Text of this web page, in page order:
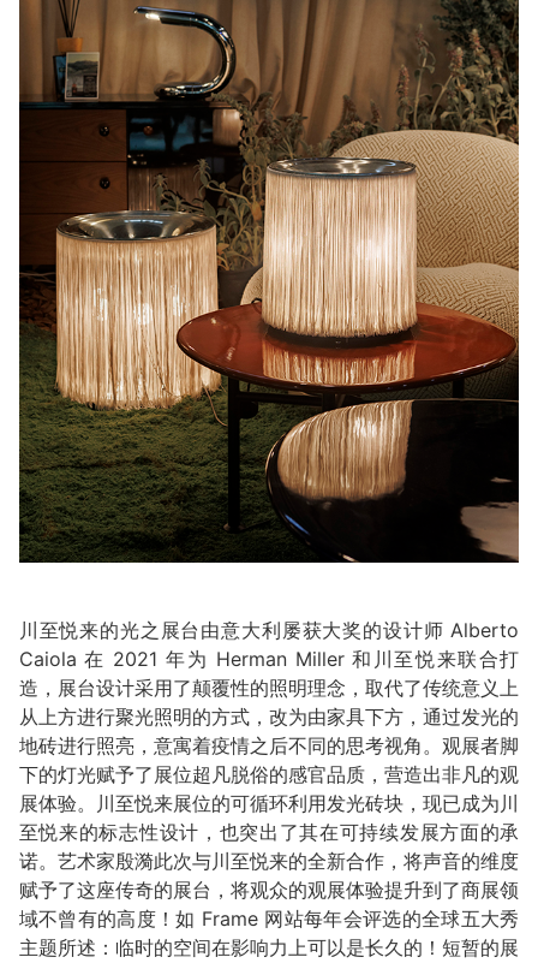
川至悦来的光之展台由意大利屡获大奖的设计师 Alberto
Caiola 在 2021 年为 Herman Miller 和川至悦来联合打
造，展台设计采用了颠覆性的照明理念，取代了传统意义上
从上⽅进⾏聚光照明的⽅式，改为由家具下⽅，通过发光的
地砖进⾏照亮，意寓着疫情之后不同的思考视角。观展者脚
下的灯光赋予了展位超凡脱俗的感官品质，营造出⾮凡的观
展体验。川至悦来展位的可循环利用发光砖块，现已成为川
⾄悦来的标志性设计，也突出了其在可持续发展方面的承
诺。艺术家殷漪此次与川至悦来的全新合作，将声音的维度
赋予了这座传奇的展台，将观众的观展体验提升到了商展领
域不曾有的高度！如 Frame 网站每年会评选的全球五大秀
主题所述：临时的空间在影响力上可以是长久的！短暂的展